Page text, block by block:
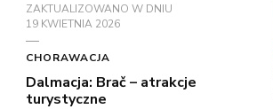
ZAKTUALIZOWANO W DNIU
19 KWIETNIA 2026
CHORAWACJA
Dalmacja: Brač – atrakcje
turystyczne